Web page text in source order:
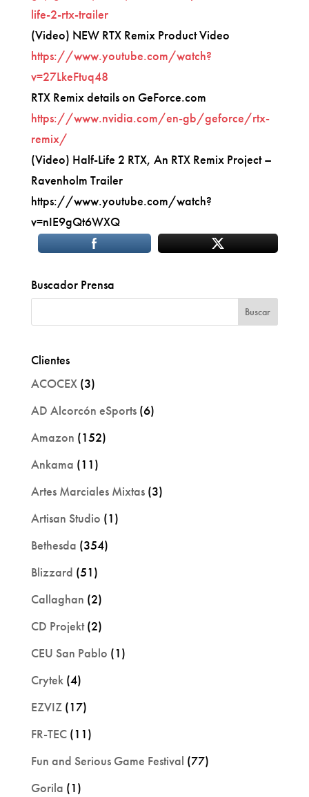
life-2-rtx-trailer
(Video) NEW RTX Remix Product Video
https://www.youtube.com/watch?
v=27LkeFtuq48
RTX Remix details on GeForce.com
https://www.nvidia.com/en-gb/geforce/rtx-
remix/
(Video) Half-Life 2 RTX, An RTX Remix Project –
Ravenholm Trailer
https://www.youtube.com/watch?
v=nIE9gQt6WXQ
Buscador Prensa
Clientes
ACOCEX(3)
AD Alcorcón eSports(6)
Amazon (152)
Ankama (11)
Artes Marciales Mixtas(3)
Artisan Studio (1)
Bethesda (354)
Blizzard (51)
Callaghan (2)
CD Projekt(2)
CEU San Pablo (1)
Crytek(4)
EZVIZ(17)
FR-TEC(11)
Fun and Serious Game Festival (77)
Gorila (1)